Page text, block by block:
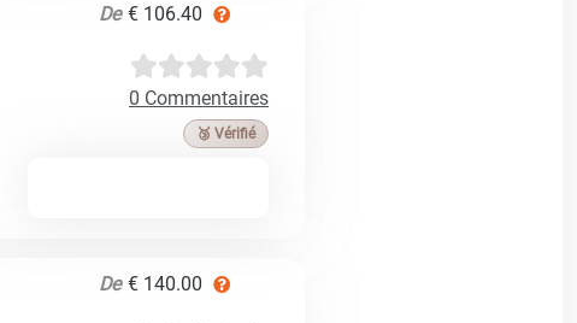
De € 106.40
0 Commentaires
🥉 Vérifié
De € 140.00